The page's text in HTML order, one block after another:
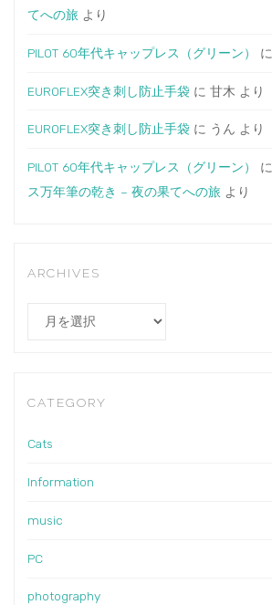
てへの旅 より
PILOT 60年代キャップレス（グリーン） に
EUROFLEX突き刺し防止手袋 に甘木 より
EUROFLEX突き刺し防止手袋 に うん より
PILOT 60年代キャップレス（グリーン） に
ス万年筆の乾き – 夜の果てへの旅 より
ARCHIVES
Archives
CATEGORY
Cats
Information
music
PC
photography